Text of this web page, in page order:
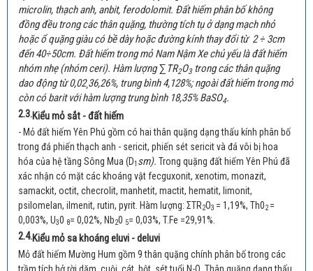
microlin, thạch anh, anbit, ferodolomit. Đất hiếm phân bố không
đồng đều trong các thân quặng, thường tích tụ ở dạng mạch nhỏ
hoặc ổ quặng giàu có bề dày hoặc đường kính thay đổi từ 2 ÷ 3cm
đến 40÷50cm. Đất hiếm trong mỏ Nam Nậm Xe chủ yếu là đất hiếm
nhóm nhẹ (nhóm ceri). Hàm lượng ∑TR2O3trong các thân quặng
dao động từ 0,02¸36,26%, trung bình 4,128%; ngoài đất hiếm trong mỏ
còn có barit với hàm lượng trung bình 18,35% BaSO4.
2.3.Kiểu mỏ sắt - đất hiếm
- Mỏ đất hiếm Yên Phú gồm có hai thân quặng dạng thấu kính phân bố
trong đá phiến thạch anh - sericit, phiến sét sericit và đá vôi bị hoa
hóa của hệ tầng Sông Mua (D1 sm). Trong quặng đất hiếm Yên Phú đã
xác nhận có mặt các khoáng vật fecguxonit, xenotim, monazit,
samackit, octit, checrolit, manhetit, mactit, hematit, limonit,
psilomelan, ilmenit, rutin, pyrit. Hàm lượng: ΣTR2O3 = 1,19%, Th02=
0,003%, U30 8= 0,02%, Nb20 5= 0,03%, T.Fe =29,91%.
2.4.Kiểu mỏ sa khoáng eluvi - deluvi
Mỏ đất hiếm Mường Hum gồm 9 thân quặng chính phân bố trong các
trầm tích bở rời dăm, cuội, cát, bột, sét tuổi N-Q. Thân quặng dạng thấu